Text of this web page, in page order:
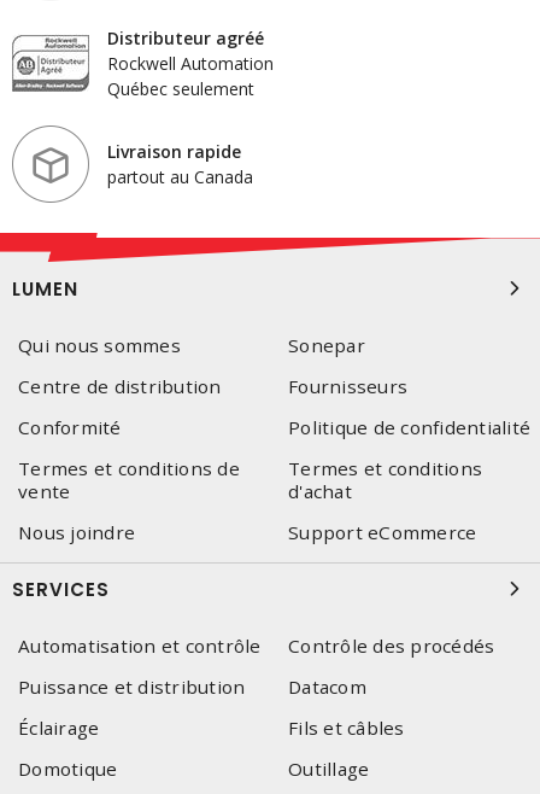
Distributeur agréé
Rockwell Automation
Québec seulement
Livraison rapide
partout au Canada
LUMEN
Qui nous sommes
Sonepar
Centre de distribution
Fournisseurs
Conformité
Politique de confidentialité
Termes et conditions de
vente
Termes et conditions
d'achat
Nous joindre
Support eCommerce
SERVICES
Automatisation et contrôle
Contrôle des procédés
Puissance et distribution
Datacom
Éclairage
Fils et câbles
Domotique
Outillage